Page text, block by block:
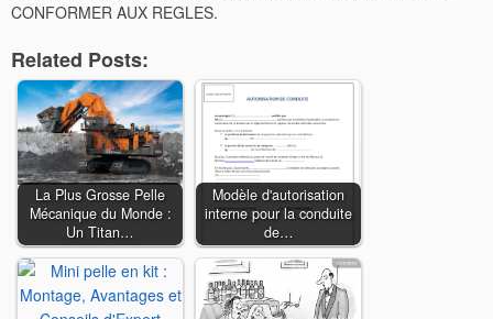
CONFORMER AUX REGLES.
Related Posts:
La Plus Grosse Pelle
Mécanique du Monde :
Un Titan…
Modèle d'autorisation
interne pour la conduite
de…